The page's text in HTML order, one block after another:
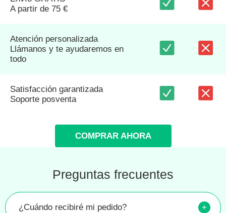
A partir de 75 €
Atención personalizada
Llámanos y te ayudaremos en
todo
Satisfacción garantizada
Soporte posventa
COMPRAR AHORA
Preguntas frecuentes
¿Cuándo recibiré mi pedido? +